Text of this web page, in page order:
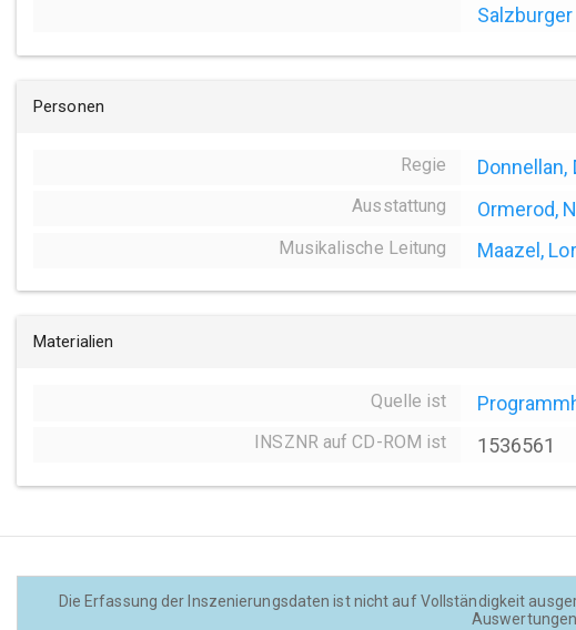
Personen
Regie Donnellan,
Ausstattung Ormerod,
Musikalische Leitung Maazel,
Materialien
Quelle ist
INSZNR auf CD-ROM ist 1536561
Die Erfassung der Inszenierungsdaten ist nicht auf Vollständigkeit